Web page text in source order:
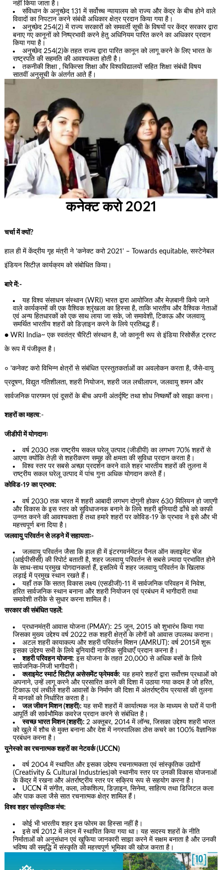
नहीं किया जाता है।
संविधान के अनुच्छेद 131 में सर्वोच्च न्यायालय को राज्य और केंद्र के बीच होने वाले
विवादों का निपटान करने संबंधी अधिकार क्षेत्र प्रदान किया गया है।
अनुच्छेद 254(2) में राज्य सरकारों को समवर्ती सूची के विषयों पर केंद्र सरकार द्वारा
बनाए गए कानूनों को निष्प्रभावी करने हेतु अधिनियम पारित करने का अधिकार प्रदान
किया गया है।
अनुच्छेद 254(2)के तहत राज्य द्वारा पारित कानून को लागू करने के लिए भारत के
राष्ट्रपति की सहमति की आवश्यकता होती है।
तकनीकी शिक्षा , चिकित्सा शिक्षा और विश्वविद्यालयों सहित शिक्षा संबंधी विषय
सातवीं अनुसूची के अंतर्गत आते हैं।
कनेक्ट करो 2021
चर्चा में क्यों?
हाल ही में केंद्रीय गृह मंत्री ने ‘कनेक्ट करो 2021’ – Towards equitable, सस्टेनेबल
इंडियन सिटीज़ कार्यक्रम को संबोधित किया।
बारे में:-
यह विश्व संसाधन संस्थान (WRI) भारत द्वारा आयोजित और मेज़बानी किये जाने
वाले कार्यक्रमों की एक वैश्विक श्रृंखला का हिस्सा है, ताकि भारतीय और वैश्विक नेताओं
एवं अन्य हितधारकों को एक साथ लाया जा सके, जो समावेशी, टिकाऊ और जलवायु
समर्थित भारतीय शहरों को डिज़ाइन करने के लिये प्रतिबद्ध हैं।
● WRI India~ एक स्वतंत्र चैरिटी संस्थान है, जो कानूनी रूप से इंडिया रिसोर्सेज़ ट्रस्ट
के रूप में पंजीकृत है।
० ‘कनेक्ट करो विभिन्न क्षेत्रों से संबंधित प्रस्तुतकर्ताओं का अवलोकन करता है, जैसे-वायु
प्रदूषण, विद्युत गतिशीलता, शहरी नियोजन, शहरी जल लचीलापन, जलवायु शमन और
सार्वजनिक पारगमन एवं दूसरों के बीच अपनी अंतर्दृष्टि तथा शोध निष्कर्षों को साझा करना।
शहरों का महत्व:-
जीडीपी में योगदानः
वर्ष 2030 तक राष्ट्रीय सकल घरेलू उत्पाद (जीडीपी) का लगभग 70% शहरों से
आएगा क्योंकि तेज़ी से शहरीकरण समूह की क्षमता की सुविधा प्रदान करता है।
विश्व स्तर पर सबसे अच्छा प्रदर्शन करने वाले शहर भारतीय शहरों की तुलना में
राष्ट्रीय सकल घरेलू उत्पाद में पांच गुना अधिक योगदान करते हैं।
कोविड-19 का प्रभाव:
वर्ष 2030 तक भारत में शहरी आबादी लगभग दोगुनी होकर 630 मिलियन हो जाएगी
और विकास के इस स्तर को सुविधाजनक बनाने के लिये शहरी बुनियादी ढाँचे को काफी
उन्नत करने की आवश्यकता है तथा हमारे शहरों पर कोविड-19 के प्रभाव ने इसे और भी
महत्त्वपूर्ण बना दिया है।
जलवायु परिवर्तन से लड़ने में सहायताः-
जलवायु परिवर्तन जैसा कि हाल ही में इंटरगवर्नमेंटल पैनल ऑन क्लाइमेट चेंज
(आईपीसीसी) की रिपोर्ट बताती है, शहर जलवायु परिवर्तन से सबसे ज़्यादा प्रभावित होने
के साथ-साथ प्रमुख योगदानकर्ता हैं, इसलिये ये शहर जलवायु परिवर्तन के खिलाफ
लड़ाई में प्रमुख स्थान रखते हैं।
यहाँ तक कि सतत् विकास लक्ष्य (एसडीजी)-11 में सार्वजनिक परिवहन में निवेश,
हरित सार्वजनिक स्थान बनाना और शहरी नियोजन एवं प्रबंधन में भागीदारी तथा
समावेशी तरीके से सुधार करना शामिल है।
सरकार की संबंधित पहलें:
प्रधानमंत्री आवास योजना (PMAY): 25 जून, 2015 को शुभारंभ किया गया
जिसका मुख्य उद्देश्य वर्ष 2022 तक शहरी क्षेत्रों के लोगों को आवास उपलब्ध कराना।
अटल शहरी कायाकल्प और शहरी परिवर्तन मिशन (AMRUT): वर्ष 2015में शुरू
इसका उद्देश्य सभी के लिये बुनियादी नागरिक सुविधाएँ प्रदान करना है।
शहरी परिवहन योजना: इस योजना के तहत 20,000 से अधिक बसों के लिये
सार्वजनिक-निजी भागीदारी।
क्लाइमेट स्मार्ट सिटीज़ असेसमेंट फ्रेमवर्क: यह हमारे शहरों द्वारा सर्वोत्तम प्रथाओं को
अपनाने, उन्हें लागू करने और प्रसारित करने की दिशा में उठाया गया कदम है जो हरित,
टिकाऊ एवं लचीले शहरी आवासों के निर्माण की दिशा में अंतर्राष्ट्रीय प्रयासों की तुलना
में मानकों को निर्धारित करता है।
जल जीवन मिशन (शहरी):यह सभी शहरों में कार्यात्मक नल के माध्यम से घरों में पानी
आपूर्ति की सार्वभौमिक कवरेज प्रदान करने से संबंधित है।
स्वच्छ भारत मिशन (शहरी): 2 अक्तूबर, 2014 में लॉन्च, जिसका उद्देश्य शहरी भारत
को खुले में शौच से मुक्त बनाना और देश में नगरपालिका ठोस कचरे का 100% वैज्ञानिक
प्रबंधन करना है।
यूनेस्को का रचनात्मक शहरों का नेटवर्क (UCCN)
वर्ष 2004 में स्थापित और इसका उद्देश्य रचनात्मकता एवं सांस्कृतिक उद्योगों
(Creativity & Cultural Industries)को स्थानीय स्तर पर उनकी विकास योजनाओं
के केंद्र में रखना और अंतर्राष्ट्रीय स्तर पर सक्रिय रूप से सहयोग करना है।
UCCN में संगीत, कला, लोकशिल्प, डिज़ाइन, सिनेमा, साहित्य तथा डिजिटल कला
और पाक कला जैसे सात रचनात्मक क्षेत्र शामिल हैं।
विश्व शहर सांस्कृतिक मंच:
कोई भी भारतीय शहर इस फोरम का हिस्सा नहीं है।
इसे वर्ष 2012 में लंदन में स्थापित किया गया था। यह सदस्य शहरों के नीति
निर्माताओं को अनुसंधान एवं खुफिया जानकारी साझा करने में सक्षम बनाता है और उनकी
भविष्य की समृद्धि में संस्कृति की महत्त्वपूर्ण भूमिका की खोज करता है।